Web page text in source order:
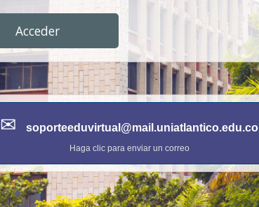
Acceder
✉ soporteeduvirtual@mail.uniatlantico.edu.co
Haga clic para enviar un correo